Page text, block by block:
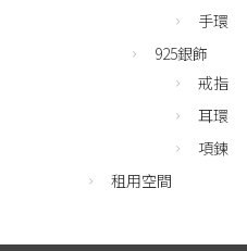
手環
925銀飾
戒指
耳環
項鍊
租用空間